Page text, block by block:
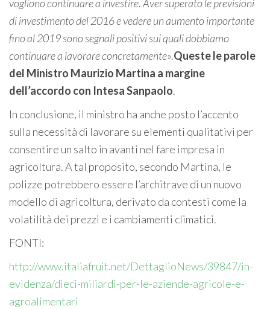
vogliono continuare a investire. Aver superato le previsioni
di investimento del 2016 e vedere un aumento importante
fino al 2019 sono segnali positivi sui quali dobbiamo
continuare a lavorare concretamente».Queste le parole
del Ministro Maurizio Martina a margine
dell’accordo con Intesa Sanpaolo.
In conclusione, il ministro ha anche posto l’accento
sulla necessità di lavorare su elementi qualitativi per
consentire un salto in avanti nel fare impresa in
agricoltura. A tal proposito, secondo Martina, le
polizze potrebbero essere l’architrave di un nuovo
modello di agricoltura, derivato da contesti come la
volatilità dei prezzi e i cambiamenti climatici.
FONTI:
http://www.italiafruit.net/DettaglioNews/39847/in-
evidenza/dieci-miliardi-per-le-aziende-agricole-e-
agroalimentari